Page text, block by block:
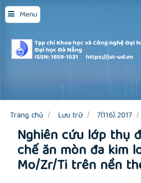
Menu
Quick
jump
to
page
content
Main
Sidebar
Trang chủ Lưu trữ 7(116).2017
Nghiên cứu lớp thụ
chế ăn mòn đa kim
Mo/Zr/Ti trên nền